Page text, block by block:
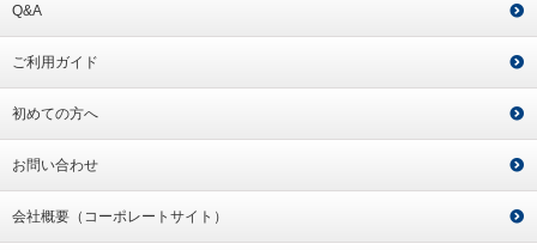
Q&A
ご利用ガイド
初めての方へ
お問い合わせ
会社概要（コーポレートサイト）